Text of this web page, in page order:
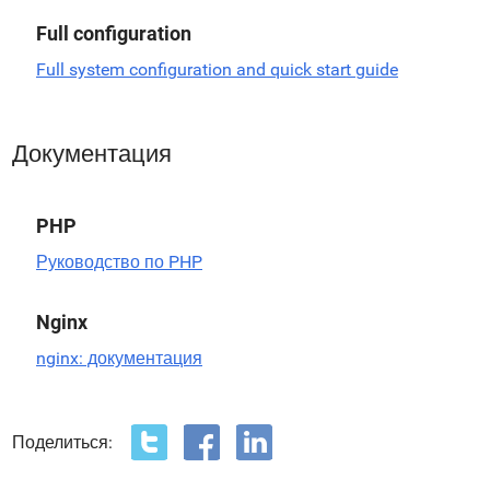
Full configuration
Full system configuration and quick start guide
Документация
PHP
Руководство по PHP
Nginx
nginx: документация
Поделиться: